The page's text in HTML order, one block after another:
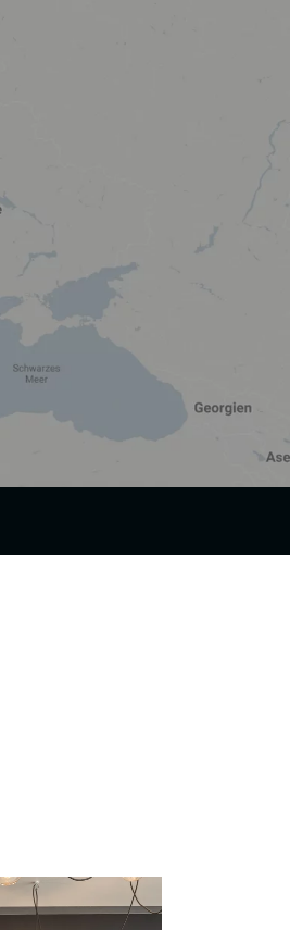
externen Diensten und
und an Dritte in Ländern, in
und kann jederzeit auf unserer